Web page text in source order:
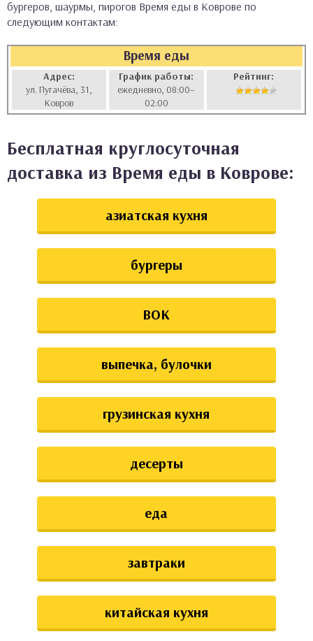
бургеров, шаурмы, пирогов Время еды в Коврове по
следующим контактам:
Время еды
Адрес:
ул. Пугачёва, 31,
Ковров
График работы:
ежедневно, 08:00–
02:00
Рейтинг:
Бесплатная круглосуточная
доставка из Время еды в Коврове:
азиатская кухня
бургеры
ВОК
выпечка, булочки
грузинская кухня
десерты
еда
завтраки
китайская кухня